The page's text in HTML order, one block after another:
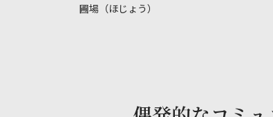
圃場（ほじょう）